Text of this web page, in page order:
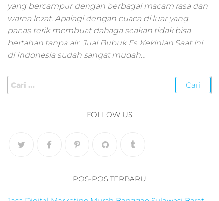
digital,jasa digital
marketing
terbaik,marketing
online offline,jasa
digital marketing
page marketing
digital,digital
umkm,digital
online
digital
yang bercampur dengan berbagai macam rasa dan
warna lezat. Apalagi dengan cuaca di luar yang
panas terik membuat dahaga seakan tidak bisa
bertahan tanpa air. Jual Bubuk Es Kekinian Saat ini
di Indonesia sudah sangat mudah…
FOLLOW US
POS-POS TERBARU